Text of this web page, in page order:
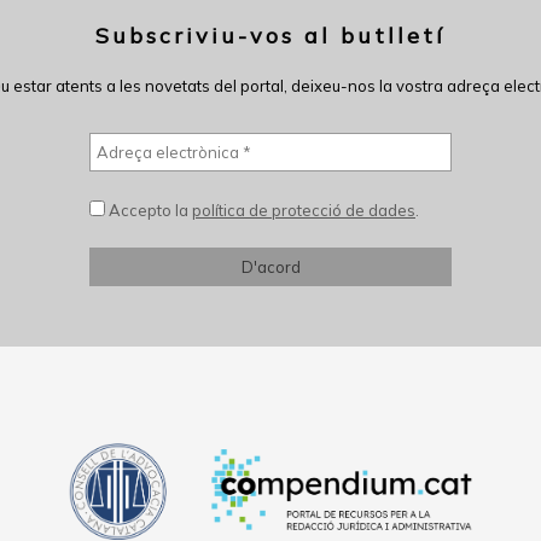
Subscriviu-vos al butlletí
estar atents a les novetats del portal, deixeu-nos la vostra adreça
Accepto la política de protecció de dades